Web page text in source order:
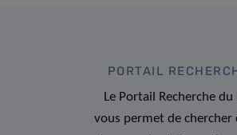
PORTAIL
Le Portail Recherche du
vous permet de chercher